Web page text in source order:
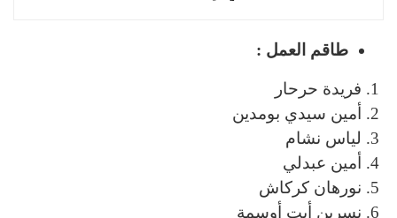
طاقم العمل :
فريدة حرحار
أمين سيدي بومدين
لياس نشام
أمين عبدلي
نورهان كركاش
نسرين أيت أوسمة